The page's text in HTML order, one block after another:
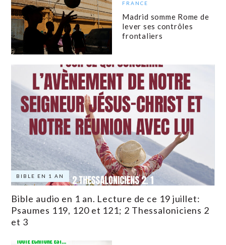
FRANCE
Madrid somme Rome de
lever ses contrôles
frontaliers
BIBLE EN 1 AN
Bible audio en 1 an. Lecture de ce 19 juillet:
Psaumes 119, 120 et 121; 2 Thessaloniciens 2
et 3